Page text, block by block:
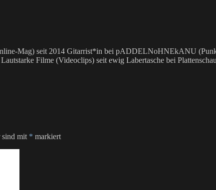
Mag) seit 2014 Gitarrist*in bei pADDELNoHNEkANU
Filme (Videoclips) seit ewig Labertasche bei
sind mit * markiert